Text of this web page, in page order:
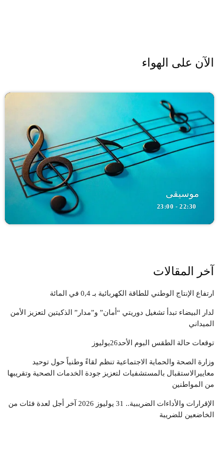
الآن على الهواء
موسيقى
22:30 - 23:00
آخر المقالات
ارتفاع الإنتاج الوطني للطاقة الكهربائية بـ 0,4 في المائة
لدار البيضاء تبدأ تشغيل دوريتي “أمان” و”مدار” الذكيتين لتعزيز الأمن
الميداني
توقعات حالة الطقس البوم الأحد26يوليوز
وزارة الصحة والحماية الاجتماعية تنظم لقاءً وطنياً حول توحيد
معاييرالاستقبال بالمستشفيات لتعزيز جودة الخدمات الصحية وتقريبها
من المواطنين
الإقرارات والأداءات الضريبية.. 31 يوليوز 2026 آخر أجل لعدة فئات من
الخاضعين للضريبة